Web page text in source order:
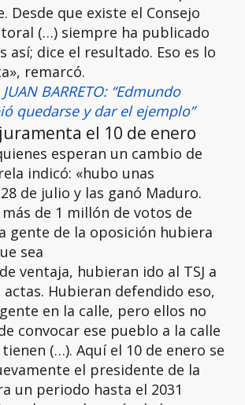
Desde que existe el Consejo
(…) siempre ha publicado
así; dice el resultado. Eso es lo
remarcó.
JUAN BARRETO: “Edmundo
quedarse y dar el ejemplo”
el 10 de enero
esperan un cambio de
indicó: «hubo unas
de julio y las ganó Maduro.
de 1 millón de votos de
gente de la oposición hubiera
sea
ventaja, hubieran ido al TSJ a
Hubieran defendido eso,
en la calle, pero ellos no
convocar ese pueblo a la calle
(…). Aquí el 10 de enero se
el presidente de la
un periodo hasta el 2031